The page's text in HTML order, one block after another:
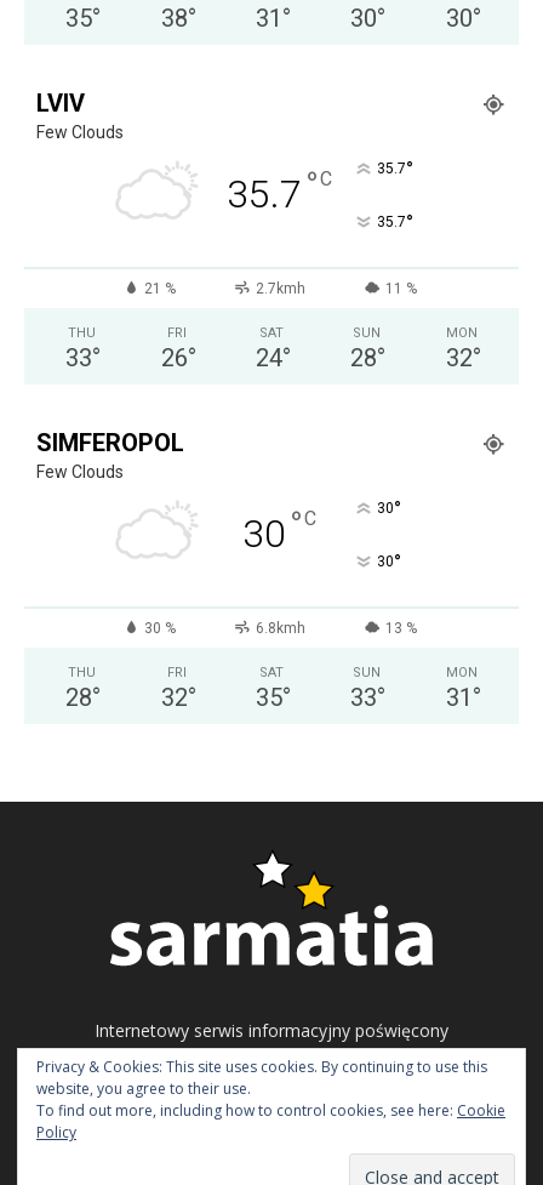
35° 38° 31 ° 30° 30°
LVIV
Few Clouds
35.7 °C 35.7°
35.7°
21 % 2.7kmh 11 %
THU
33°
FRI
26°
SAT
24°
SUN
28°
MON
32°
SIMFEROPOL
Few Clouds
30 °C 30°
30°
30 % 6.8kmh 13 %
THU
28°
FRI
32°
SAT
35°
SUN
33°
MON
31 °
Internetowy serwis informacyjny poświęcony
problematyce ukraińskiego społeczeństwa
obywatelskiego, polityki i gospodarki.
Privacy & Cookies: This site uses cookies. By continuing to use this
website, you agree to their use.
To find out more, including how to control cookies, see here: Cookie
Policy